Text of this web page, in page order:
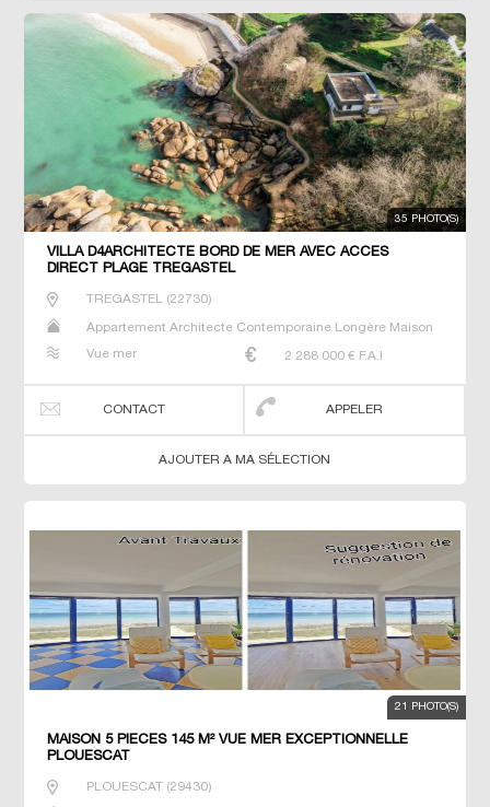
35 PHOTO(S)
VILLA D4ARCHITECTE BORD DE MER AVEC ACCES
DIRECT PLAGE TREGASTEL
TREGASTEL (22730)
Appartement Architecte Contemporaine Longère Maison
Vue mer
2 288 000 € F.A.I
CONTACT APPELER
AJOUTER A MA SÉLECTION
21 PHOTO(S)
MAISON 5 PIECES 145 M² VUE MER EXCEPTIONNELLE
PLOUESCAT
PLOUESCAT(29430)